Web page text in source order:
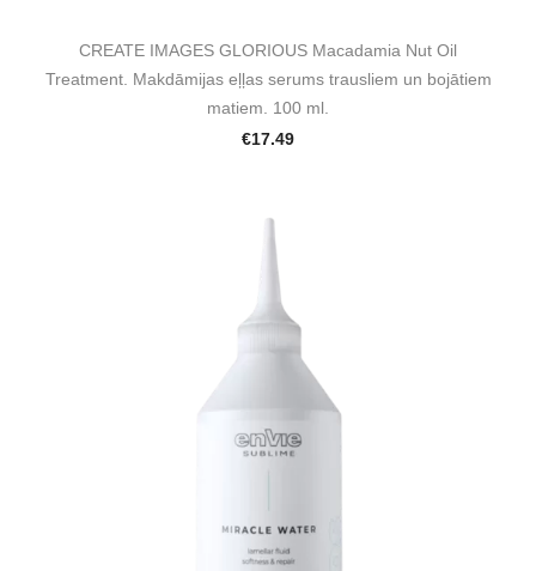
CREATE IMAGES GLORIOUS Macadamia Nut Oil
Treatment. Makdāmijas eļļas serums trausliem un bojātiem
matiem. 100 ml.
€17.49